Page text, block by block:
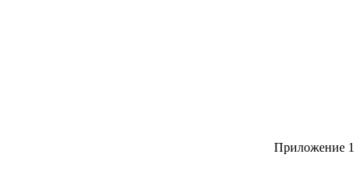
Приложение 1